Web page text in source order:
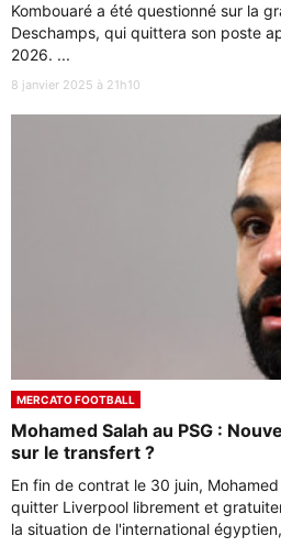
Kombouaré a été questionné sur la
Deschamps, qui quittera son poste
2026. ...
8 janvier 2025 à 21h10
MERCATO FOOTBALL
Mohamed Salah au PSG :
sur le transfert ?
En fin de contrat le 30 juin,
quitter Liverpool librement et
la situation de l'international